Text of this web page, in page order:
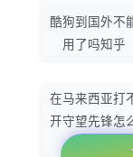
酷狗到国外不
用了吗知乎
在马来西亚打
开守望先锋怎